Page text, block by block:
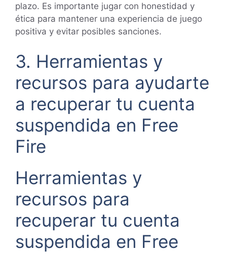
plazo. Es importante jugar con honestidad y
ética para mantener una experiencia de juego
positiva y evitar posibles sanciones.
3. Herramientas y
recursos para ayudarte
a recuperar tu cuenta
suspendida en Free
Fire
Herramientas y
recursos para
recuperar tu cuenta
suspendida en Free